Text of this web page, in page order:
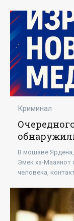
Криминал
В мошаве Ярдена,
Эмек ха-Мааянот
человека,